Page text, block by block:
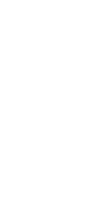
Einwilligung
vom Widerruf
LIT. E ODER F
IHRER
DIE JEWEILIGE
SCHUTZWÜRDIGE
DIENT